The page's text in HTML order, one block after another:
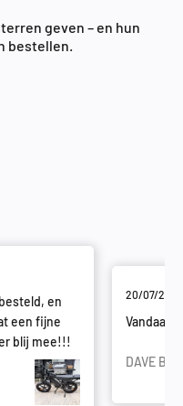
geven – en hun
bestellen.
en
een fijne
blij mee!!!
20/07/2025
Vandaag
DAVE